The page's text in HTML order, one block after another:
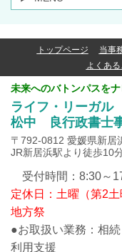
トップページ 当事
よくあ
未来へのバトンパスを
ライフ・リーガル
松中 良行政書士
〒792-0812 愛媛県新居
JR新居浜駅より徒歩10
受付時間：8:30～
定休日：土曜（第2
地方祭
●お取扱い業務：相
利用支援